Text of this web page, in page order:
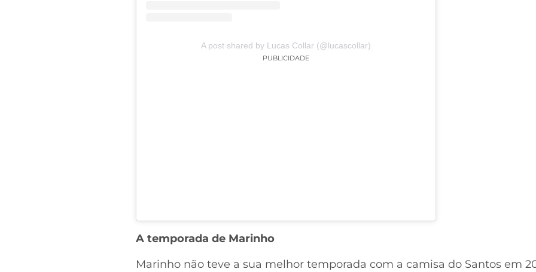
A post shared by Lucas Collar (@lucascollar)
PUBLICIDADE
A temporada de Marinho
Marinho não teve a sua melhor temporada com a camisa do Santos em